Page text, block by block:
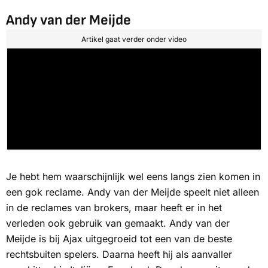
Andy van der Meijde
Artikel gaat verder onder video
Je hebt hem waarschijnlijk wel eens langs zien komen in
een gok reclame. Andy van der Meijde speelt niet alleen
in de reclames van brokers, maar heeft er in het
verleden ook gebruik van gemaakt. Andy van der
Meijde is bij Ajax uitgegroeid tot een van de beste
rechtsbuiten spelers. Daarna heeft hij als aanvaller